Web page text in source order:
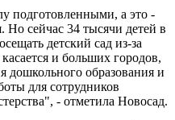
подготовленными, а это -
Но сейчас 34 тысячи детей в
детский сад из-за
и больших городов,
дошкольного образования и
для сотрудников
- отметила Новосад.